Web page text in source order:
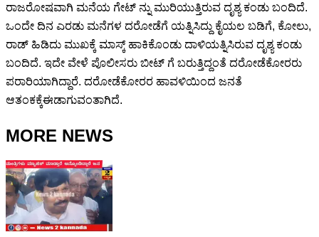
ರಾಜರೋಷವಾಗಿ ಮನೆಯ ಗೇಟ್ ನ್ನು ಮುರಿಯುತ್ತಿರುವ ದೃಶ್ಯ ಕಂಡು ಬಂದಿದೆ.
ಒಂದೇ ದಿನ ಎರಡು ಮನೆಗಳ ದರೋಡೆಗೆ ಯತ್ನಿಸಿದ್ದು ಕೈಯಲ ಬಡಿಗೆ, ಕೋಲು,
ರಾಡ್ ಹಿಡಿದು ಮುಖಕ್ಕೆ ಮಾಸ್ಕ್ ಹಾಕಿಕೊಂಡು ದಾಳಿ‌ಯತ್ನಿಸಿರುವ ದೃಶ್ಯ ಕಂಡು
ಬಂದಿದೆ.‌ ಇದೇ ವೇಳೆ ಪೊಲೀಸರು ಬೀಟ್ ಗೆ ಬರುತ್ತಿದ್ದಂತೆ ದರೋಡೆಕೋರರು
ಪರಾರಿಯಾಗಿದ್ದಾರೆ. ದರೋಡೆಕೋರರ‌ ಹಾವಳಿಯಿಂದ ಜನತೆ
ಆತಂಕಕ್ಕೆ‌ಈಡಾಗುವಂತಾಗಿದೆ.
MORE NEWS